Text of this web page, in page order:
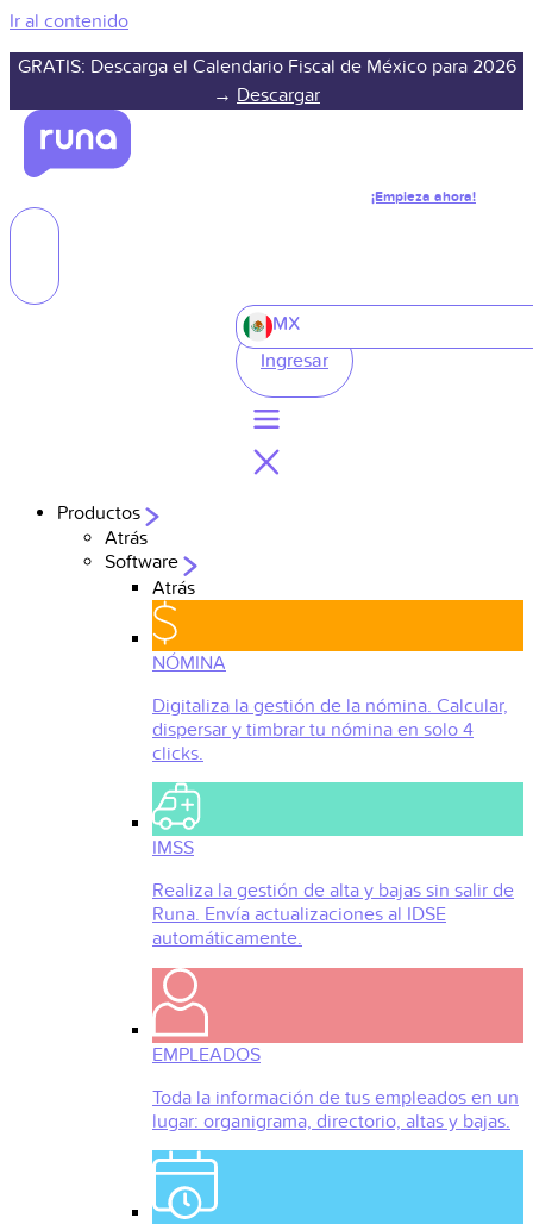
Ir al contenido
GRATIS: Descarga el Calendario Fiscal de México para 2026
→ Descargar
¡Empieza ahora!
MX
Ingresar
Productos
Atrás
Software
Atrás
NÓMINA
Digitaliza la gestión de la nómina. Calcular,
dispersar y timbrar tu nómina en solo 4
clicks.
IMSS
Realiza la gestión de alta y bajas sin salir de
Runa. Envía actualizaciones al IDSE
automáticamente.
EMPLEADOS
Toda la información de tus empleados en un
lugar: organigrama, directorio, altas y bajas.